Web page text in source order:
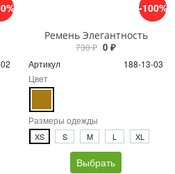
-100%
Ремень Элегантность
730 ₽ 0 ₽
Артикул
188-13-03
Цвет
Размеры одежды
XS S M L XL
Выбрать